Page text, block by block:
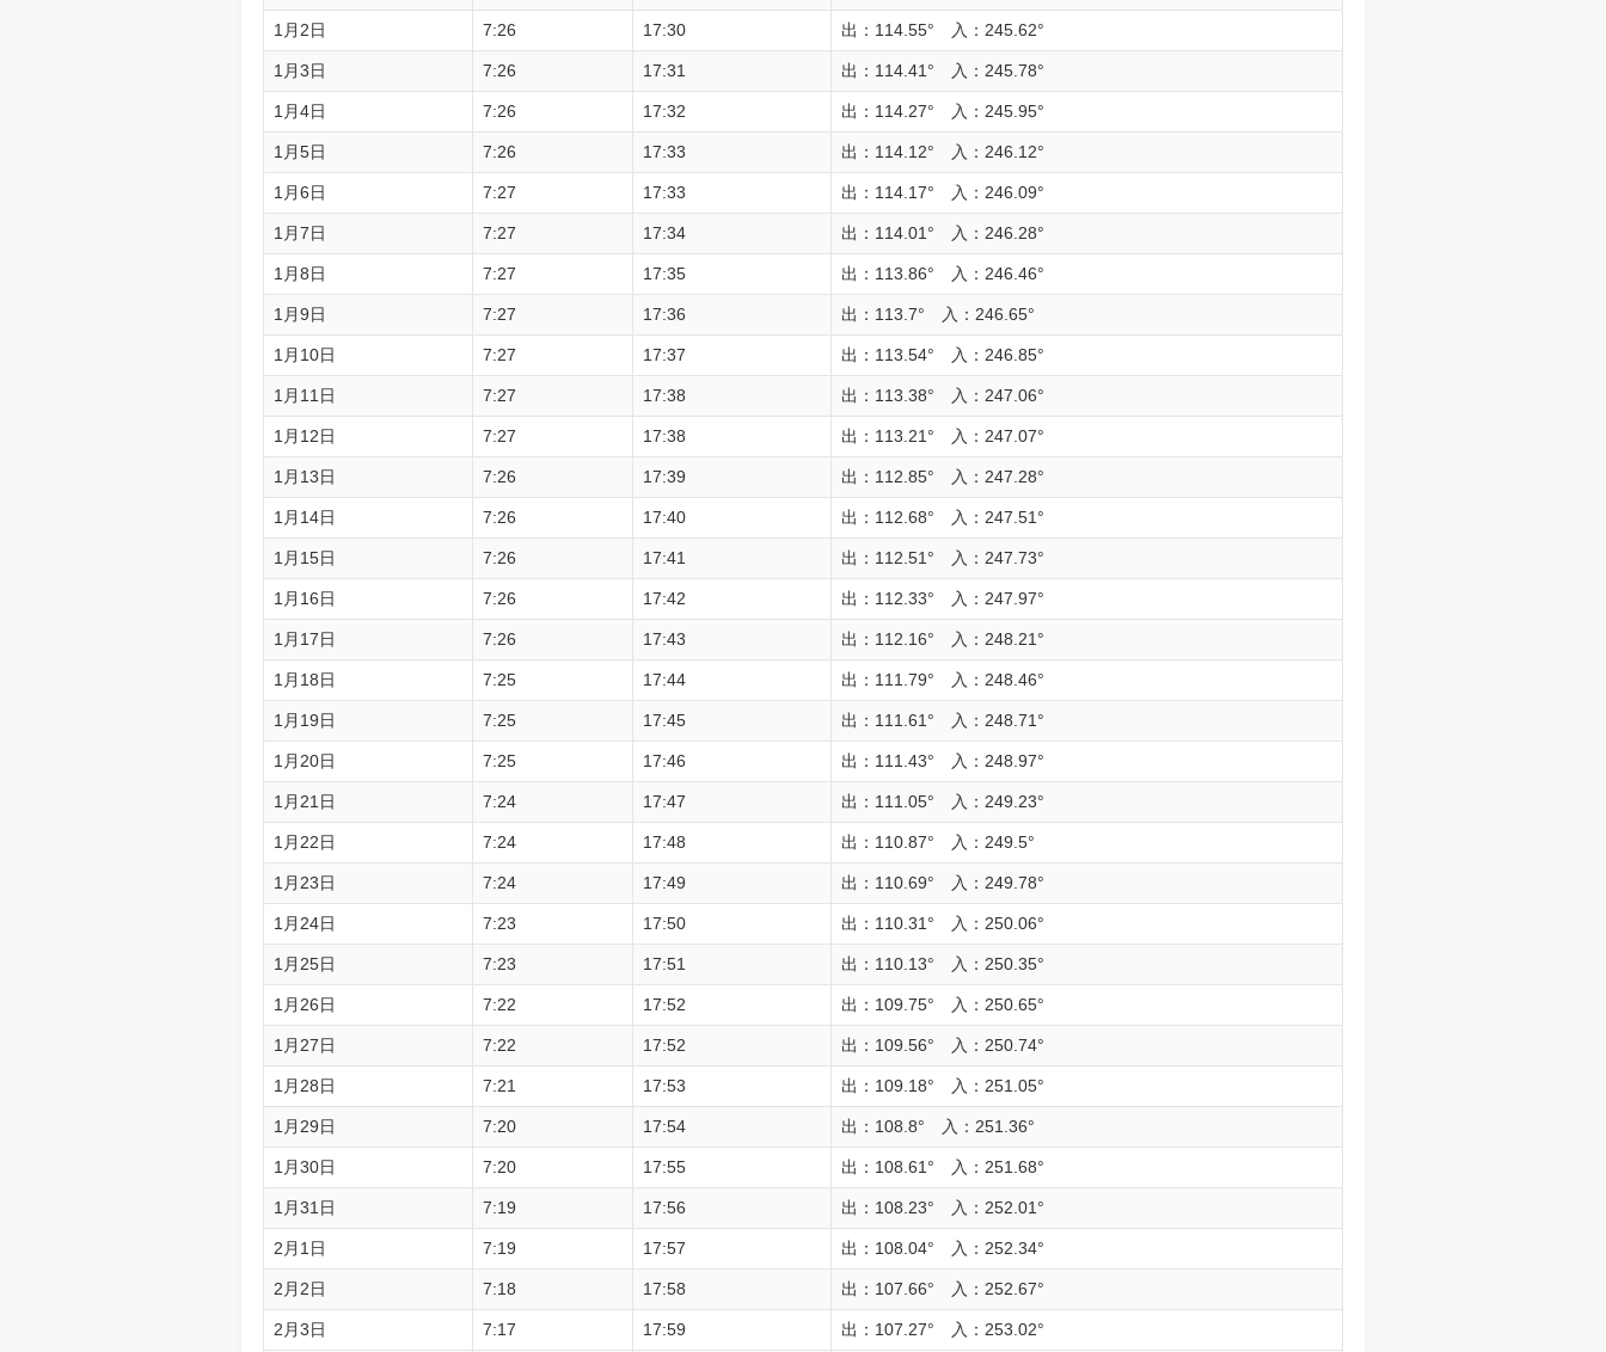
1月2日 7:26 17:30 出：114.55° 入：245.62°
1月3日 7:26 17:31 出：114.41° 入：245.78°
1月4日 7:26 17:32 出：114.27° 入：245.95°
1月5日 7:26 17:33 出：114.12° 入：246.12°
1月6日 7:27 17:33 出：114.17° 入：246.09°
1月7日 7:27 17:34 出：114.01° 入：246.28°
1月8日 7:27 17:35 出：113.86° 入：246.46°
1月9日 7:27 17:36 出：113.7° 入：246.65°
1月10日 7:27 17:37 出：113.54° 入：246.85°
1月11日 7:27 17:38 出：113.38° 入：247.06°
1月12日 7:27 17:38 出：113.21° 入：247.07°
1月13日 7:26 17:39 出：112.85° 入：247.28°
1月14日 7:26 17:40 出：112.68° 入：247.51°
1月15日 7:26 17:41 出：112.51° 入：247.73°
1月16日 7:26 17:42 出：112.33° 入：247.97°
1月17日 7:26 17:43 出：112.16° 入：248.21°
1月18日 7:25 17:44 出：111.79° 入：248.46°
1月19日 7:25 17:45 出：111.61° 入：248.71°
1月20日 7:25 17:46 出：111.43° 入：248.97°
1月21日 7:24 17:47 出：111.05° 入：249.23°
1月22日 7:24 17:48 出：110.87° 入：249.5°
1月23日 7:24 17:49 出：110.69° 入：249.78°
1月24日 7:23 17:50 出：110.31° 入：250.06°
1月25日 7:23 17:51 出：110.13° 入：250.35°
1月26日 7:22 17:52 出：109.75° 入：250.65°
1月27日 7:22 17:52 出：109.56° 入：250.74°
1月28日 7:21 17:53 出：109.18° 入：251.05°
1月29日 7:20 17:54 出：108.8° 入：251.36°
1月30日 7:20 17:55 出：108.61° 入：251.68°
1月31日 7:19 17:56 出：108.23° 入：252.01°
2月1日 7:19 17:57 出：108.04° 入：252.34°
2月2日 7:18 17:58 出：107.66° 入：252.67°
2月3日 7:17 17:59 出：107.27° 入：253.02°